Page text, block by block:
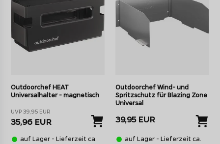
Outdoorchef HEAT
Universalhalter - magnetisch
UVP 39,95 EUR
35,96 EUR
auf Lager - Lieferzeit ca.
Outdoorchef Wind- und
Spritzschutz für Blazing Zone
Universal
39,95 EUR
auf Lager - Lieferzeit ca.